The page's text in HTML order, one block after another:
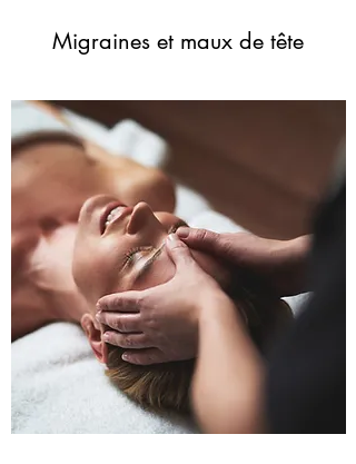
Migraines et maux de tête